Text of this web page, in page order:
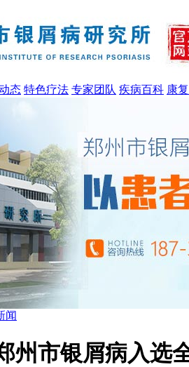
态 特色疗法 专家团队 疾病百科 康
闻
州市银屑病入选